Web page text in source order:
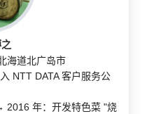
海道北广岛市
NTT DATA 客户服务公
2016 年：开发特色菜 "烧